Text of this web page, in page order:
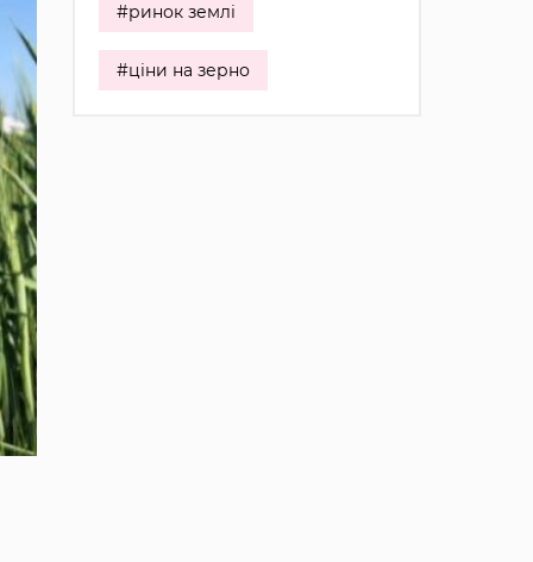
#ринок землі
#ціни на зерно